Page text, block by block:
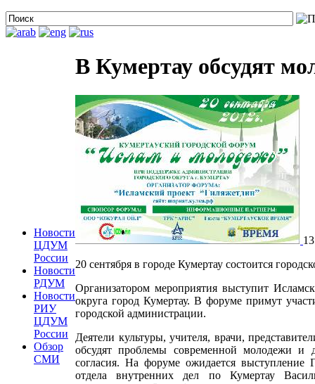
Новости
ЦДУМ
России
Новости
РДУМ
Новости
РИУ
ЦДУМ
России
Обзор
СМИ
В Кумертау обсудят
20 сентября в городе Кумертау состоится
Организатором мероприятия выступит
округа город Кумертау. В форуме примут
городской администрации.
Деятели культуры, учителя, врачи,
обсудят проблемы современной молодежи и
согласия. На форуме ожидается выступление
отдела внутренних дел по Кумертау